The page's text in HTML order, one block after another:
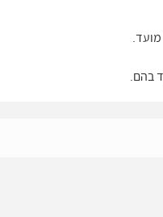
בהם.